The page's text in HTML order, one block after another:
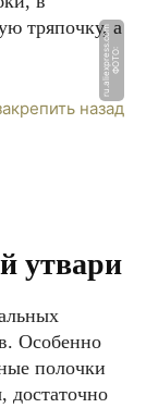
тряпочку, а
Ф
О
Т
О:
r
u.
ali
e
x
p
r
e
s
s.
c
o
m
утвари
Особенно
полочки
достаточно